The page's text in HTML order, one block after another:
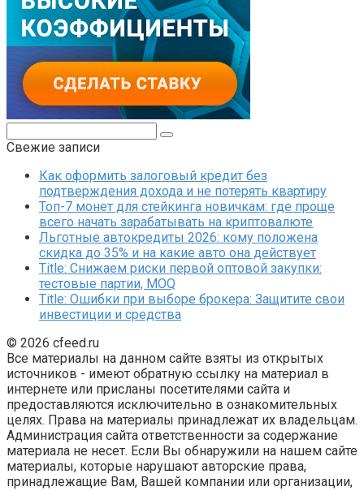
Свежие записи
Как оформить залоговый кредит без
подтверждения дохода и не потерять квартиру
Топ-7 монет для стейкинга новичкам: где проще
всего начать зарабатывать на криптовалюте
Льготные автокредиты 2026: кому положена
скидка до 35% и на какие авто она действует
Title: Снижаем риски первой оптовой закупки:
тестовые партии, MOQ
Title: Ошибки при выборе брокера: Защитите свои
инвестиции и средства
© 2026 cfeed.ru
Все материалы на данном сайте взяты из открытых
источников - имеют обратную ссылку на материал в
интернете или присланы посетителями сайта и
предоставляются исключительно в ознакомительных
целях. Права на материалы принадлежат их владельцам.
Администрация сайта ответственности за содержание
материала не несет. Если Вы обнаружили на нашем сайте
материалы, которые нарушают авторские права,
принадлежащие Вам, Вашей компании или организации,